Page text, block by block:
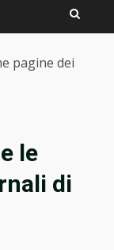
pagine dei
le
di